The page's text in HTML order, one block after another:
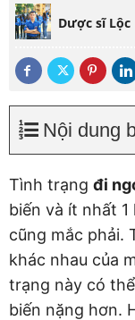
Dược sĩ Lộc
Nội dung
Tình trạng đi
biến và ít nhất
cũng mắc phải.
khác nhau của
trạng này có
biến nặng hơn.